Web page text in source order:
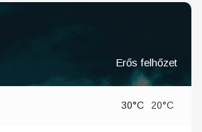
Erős felhőzet
30°C 20°C